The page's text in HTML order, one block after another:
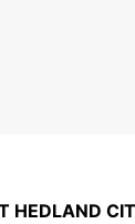
HEDLAND